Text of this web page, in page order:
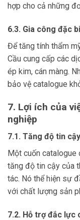
hợp cho cả những
6.3. Gia công đặc
Để tăng tính thẩm
Cầu cung cấp các
ép kim, cán màng.
bảo vệ catalogue
7. Lợi ích của
nghiệp
7.1. Tăng độ tin
Một cuốn catalogue
tăng độ tin cậy của
tác. Nó thể hiện sự
với chất lượng sản
7.2. Hỗ trợ đắc lực